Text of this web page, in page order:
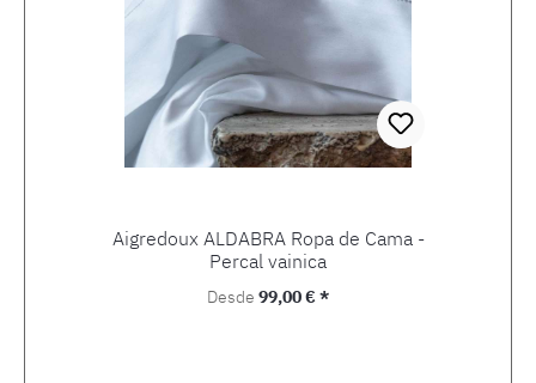
Aigredoux ALDABRA Ropa de Cama -
Percal vainica
Precio normal:
Desde 99,00 € *